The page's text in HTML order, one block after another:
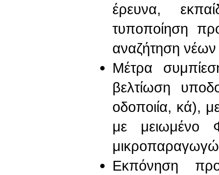
έρευνα,
τυποποίηση
αναζήτηση
Μέτρα
βελτίωση
οδοποιία, κά),
με μειωμένο
Εκπόνηση